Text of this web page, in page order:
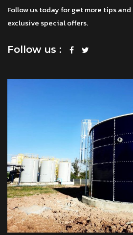
Follow us today for get more tips
exclusive special offers.
Follow us :